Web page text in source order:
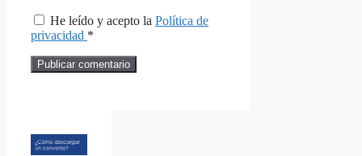
He leído y acepto la Política de
privacidad *